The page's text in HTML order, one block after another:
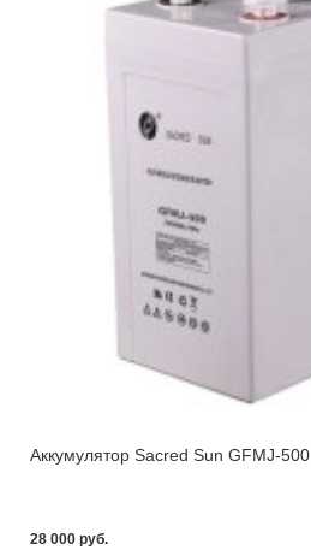
Аккумулятор Sacred Sun GFMJ-500
28 000 pуб.